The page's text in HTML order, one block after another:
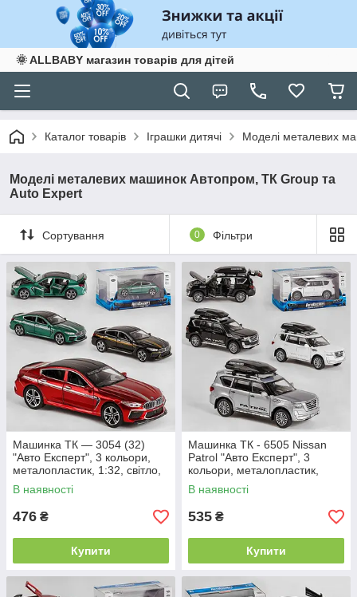
🌞 ALLBABY магазин товарів для дітей
Каталог товарів Іграшки дитячі Моделі металевих
Моделі металевих машинок Автопром, ТК Group та
Auto Expert
Сортування 0 Фільтри
Машинка ТК — 3054 (32)
"Авто Експерт", 3 кольори,
металопластик, 1:32, світло,
звук, інерція, відкривна
В наявності
476 ₴
Купити
Машинка ТК - 6505 Nissan
Patrol "Авто Експерт", 3
кольори, металопластик,
1:32, світло, звук, інерція,
двері,
В наявності
535 ₴
Купити